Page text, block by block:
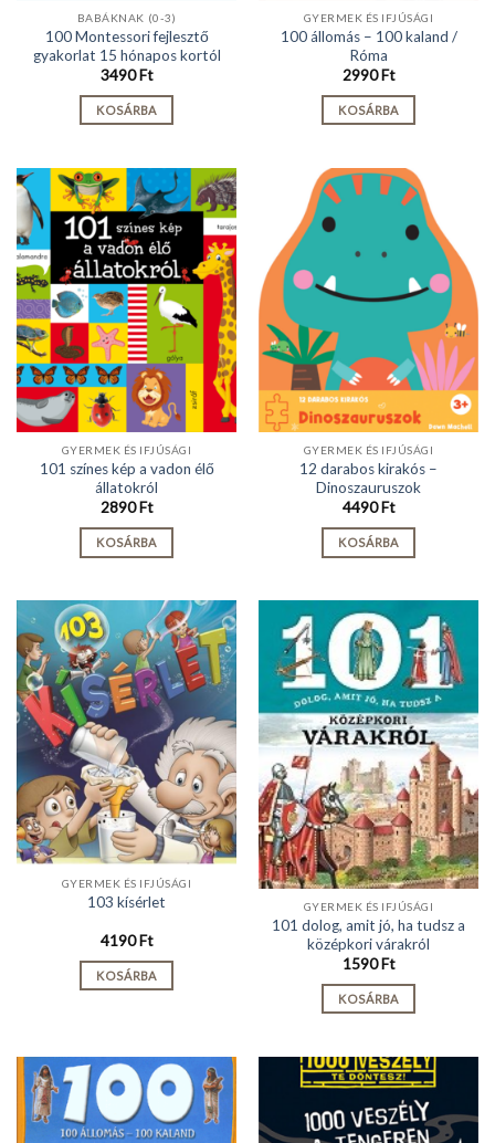
BABÁKNAK (0-3)
100 Montessori fejlesztő
gyakorlat 15 hónapos kortól
3490Ft
KOSÁRBA
GYERMEK ÉS IFJÚSÁGI
100 állomás – 100 kaland /
Róma
2990Ft
KOSÁRBA
GYERMEK ÉS IFJÚSÁGI
101 színes kép a vadon élő
állatokról
2890Ft
KOSÁRBA
GYERMEK ÉS IFJÚSÁGI
12 darabos kirakós –
Dinoszauruszok
4490Ft
KOSÁRBA
GYERMEK ÉS IFJÚSÁGI
103 kísérlet
4190Ft
KOSÁRBA
GYERMEK ÉS IFJÚSÁGI
101 dolog, amit jó, ha tudsz a
középkori várakról
1590Ft
KOSÁRBA